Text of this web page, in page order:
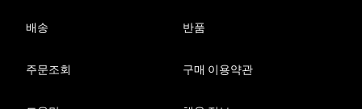
배송 반품
주문조회 구매 이용약관